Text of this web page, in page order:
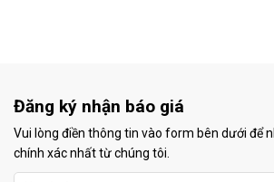
Đăng ký nhận báo giá
Vui lòng điền thông tin vào form bên dưới để
chính xác nhất từ chúng tôi.